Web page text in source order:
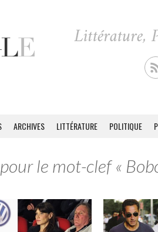
ARCHIVES LITTÉRATURE POLITIQUE
le mot-clef «